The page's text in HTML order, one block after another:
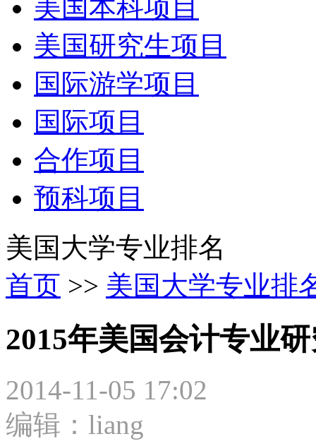
美国本科项目
美国研究生项目
国际游学项目
国际项目
合作项目
预科项目
美国大学专业排名
首页 >> 美国大学专业排
2015年美国会计专业
2014-11-05 17:02
编辑：liang